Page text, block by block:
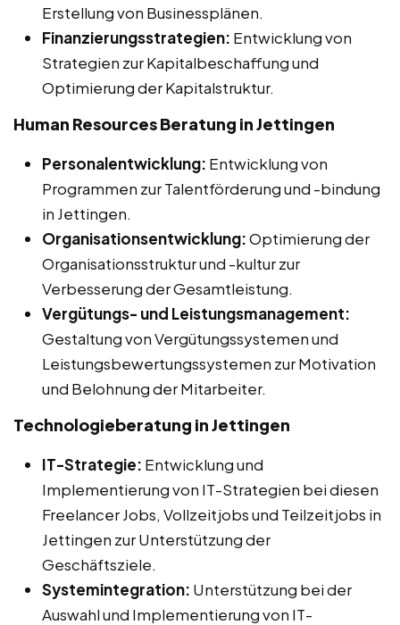
Erstellung von Businessplänen.
Finanzierungsstrategien: Entwicklung von
Strategien zur Kapitalbeschaffung und
Optimierung der Kapitalstruktur.
Human Resources Beratung in Jettingen
Personalentwicklung: Entwicklung von
Programmen zur Talentförderung und -bindung
in Jettingen.
Organisationsentwicklung:Optimierung der
Organisationsstruktur und -kultur zur
Verbesserung der Gesamtleistung.
Vergütungs- und Leistungsmanagement:
Gestaltung von Vergütungssystemen und
Leistungsbewertungssystemen zur Motivation
und Belohnung der Mitarbeiter.
Technologieberatung in Jettingen
IT-Strategie: Entwicklung und
Implementierung von IT-Strategien bei diesen
Freelancer Jobs, Vollzeitjobs und Teilzeitjobs in
Jettingen zur Unterstützung der
Geschäftsziele.
Systemintegration: Unterstützung bei der
Auswahl und Implementierung von IT-